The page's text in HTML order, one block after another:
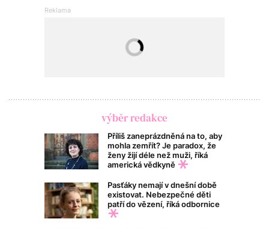
výběr redakce
Příliš zaneprázdněná na to, aby
mohla zemřít? Je paradox, že
ženy žijí déle než muži, říká
americká vědkyně
Pasťáky nemají v dnešní době
existovat. Nebezpečné děti
patří do vězení, říká odbornice